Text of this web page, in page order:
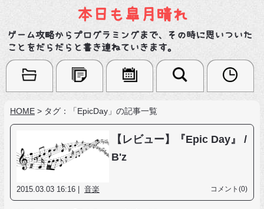
本日も皐月晴れ
ゲーム攻略からプログラミングまで、その時に思いついた
ことをだらだらと書き連ねていきます。
HOME > タグ：「EpicDay」の記事一覧
【レビュー】『Epic Day』 /
B'z
2015.03.03 16:16 | 音楽 コメント(0)